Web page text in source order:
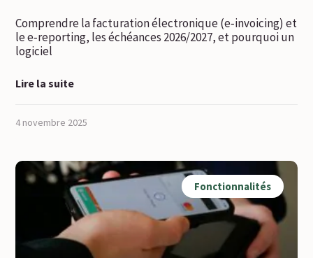
Comprendre la facturation électronique (e‑invoicing) et
le e‑reporting, les échéances 2026/2027, et pourquoi un
logiciel
Lire la suite
4 novembre 2025
Fonctionnalités